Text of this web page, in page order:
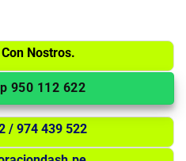
Nostros.
950 112 622
/ 974 439 522